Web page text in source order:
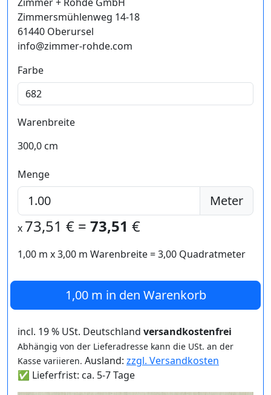
Zimmersmühlenweg 14-18
61440 Oberursel
info@zimmer-rohde.com
Farbe
Warenbreite
300,0 cm
Menge
Meter
x 73,51 € = 73,51 €
1,00 m x3,00 m Warenbreite =3,00 Quadratmeter
1,00 m in den Warenkorb
incl. 19 % USt. Deutschland versandkostenfrei
Abhängig von der Lieferadresse kann die USt. an der
Kasse variieren. Ausland: zzgl. Versandkosten
✅ Lieferfrist: ca. 5-7 Tage